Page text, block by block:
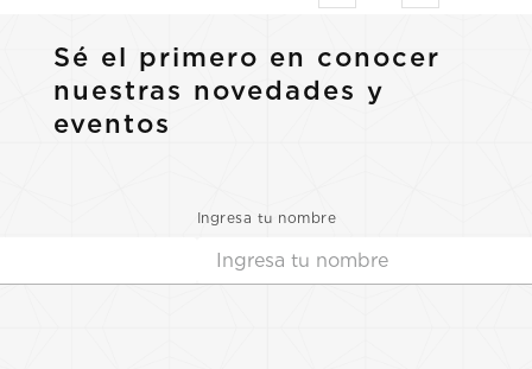
Sé el primero en conocer
nuestras novedades y
eventos
Ingresa tu nombre